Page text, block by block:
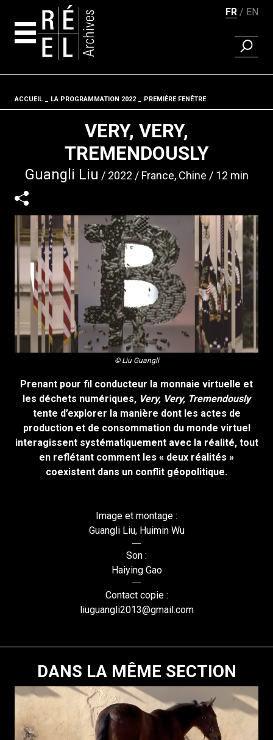
FR EN
Fil d'ariane
ACCUEIL LA PROGRAMMATION 2022 PREMIÈRE FENÊTRE
VERY, VERY,
TREMENDOUSLY
Guangli Liu 2022 France, Chine 12 min
© Liu Guangli
Prenant pour fil conducteur la monnaie virtuelle et
les déchets numériques, Very, Very, Tremendously
tente d’explorer la manière dont les actes de
production et de consommation du monde virtuel
interagissent systématiquement avec la réalité, tout
en reflétant comment les « deux réalités »
coexistent dans un conflit géopolitique.
Image et montage :
Guangli Liu, Huimin Wu
Son :
Haiying Gao
Contact copie :
liuguangli2013@gmail.com
DANS LA MÊME SECTION